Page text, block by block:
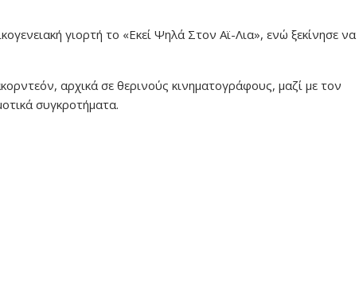
γιορτή το «Εκεί Ψηλά Στον Αϊ-Λια», ενώ ξεκίνησε να
αρχικά σε θερινούς κινηματογράφους, μαζί με τον
συγκροτήματα.